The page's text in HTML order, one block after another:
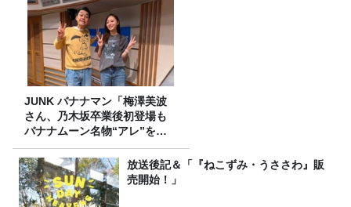
JUNK バナナマン「梅澤美波
さん、乃木坂卒業後初登場も
バナナムーン名物“アレ”を喰
らう」
放送後記＆「『ねこずみ・うささわ』販
売開始！」